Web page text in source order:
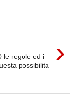
›
le regole ed i
possibilità